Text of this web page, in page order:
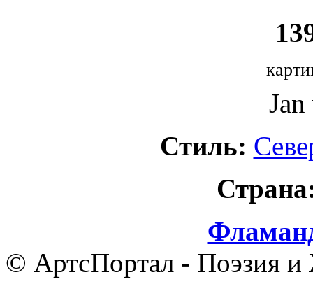
Стиль:
© АртсПортал - Поэзия